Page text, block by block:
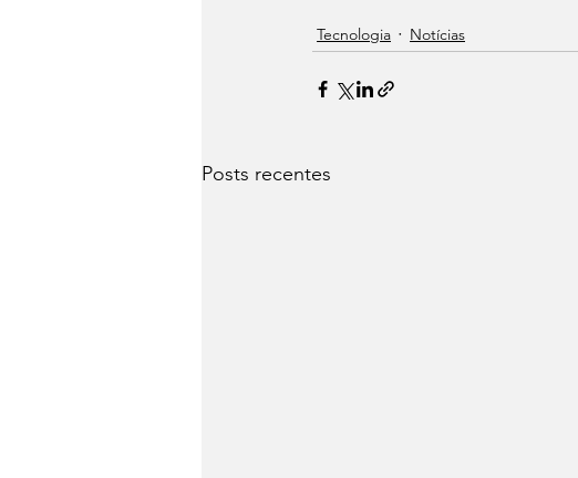
Tecnologia Notícias
Posts recentes